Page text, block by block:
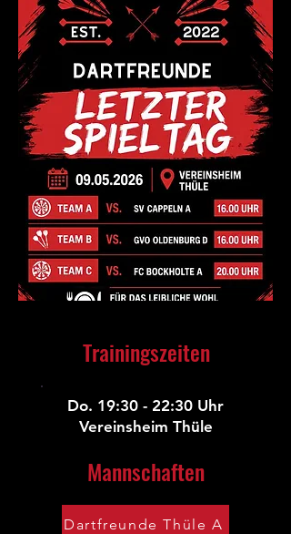
Trainingszeiten
Do. 19:30 - 22:30 Uhr​
Vereinsheim Thüle
Mannschaften
Dartfreunde Thüle A